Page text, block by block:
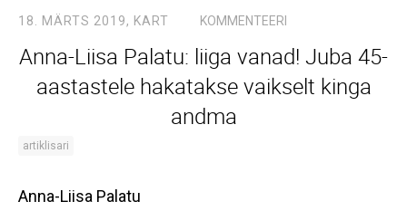
18. MÄRTS 2019, KART KOMMENTEERI
Anna-Liisa Palatu: liiga vanad! Juba 45-
aastastele hakatakse vaikselt kinga
andma
artiklisari
Anna-Liisa Palatu